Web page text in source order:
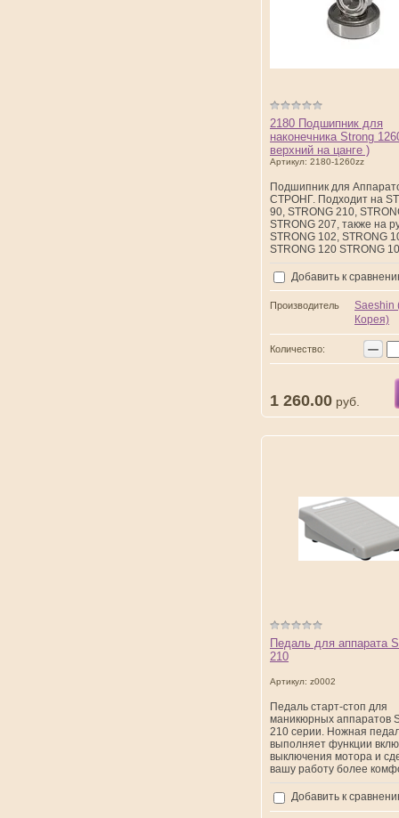
2180 Подшипник для
наконечника Strong
верхний на цанге )
Артикул: 2180-1260zz
Подшипник для
СТРОНГ. Подходит на
90, STRONG 210,
STRONG 207, также на
STRONG 102, STRONG
STRONG 120 STRONG
Добавить к
Производитель
Корея)
Количество: −
1 260.00 руб.
Педаль для аппарата
210
Артикул: z0002
Педаль старт-стоп для
маникюрных аппаратов
210 серии. Ножная
выполняет функции
выключения мотора и
вашу работу более
Добавить к